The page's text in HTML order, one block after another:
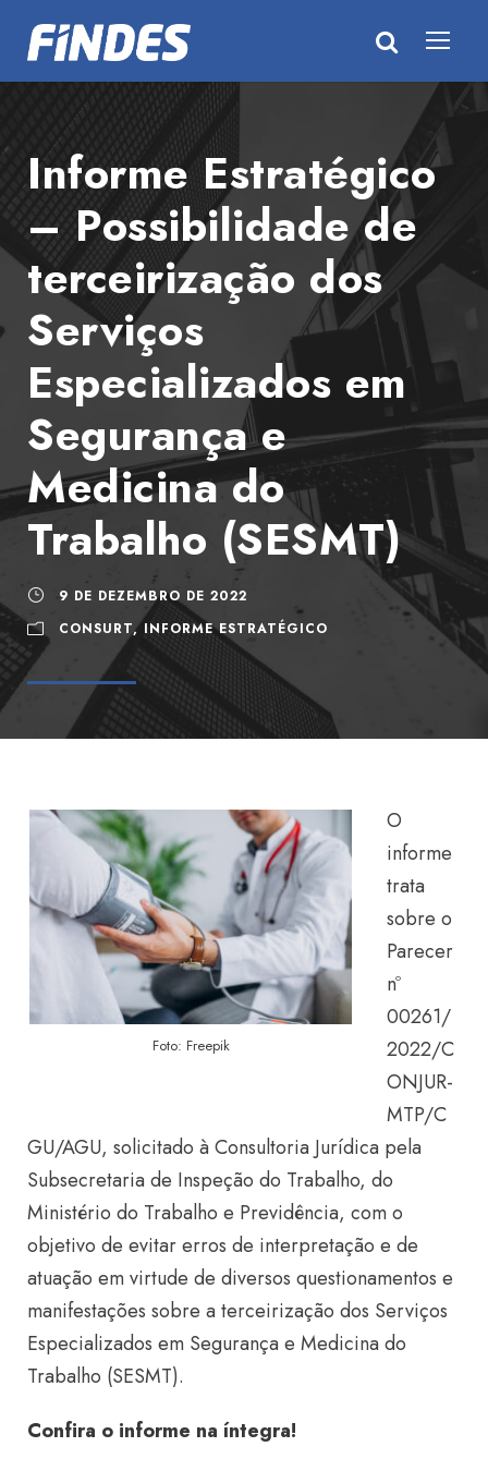
Informe Estratégico
– Possibilidade de
terceirização dos
Serviços
Especializados em
Segurança e
Medicina do
Trabalho (SESMT)
9 DE DEZEMBRO DE 2022
CONSURT, INFORME ESTRATÉGICO
Foto: Freepik
O
informe
trata
sobre o
Parecer
nº
00261/
2022/C
ONJUR-
MTP/C
GU/AGU, solicitado à Consultoria Jurídica pela
Subsecretaria de Inspeção do Trabalho, do
Ministério do Trabalho e Previdência, com o
objetivo de evitar erros de interpretação e de
atuação em virtude de diversos questionamentos e
manifestações sobre a terceirização dos Serviços
Especializados em Segurança e Medicina do
Trabalho (SESMT).
Confira o informe na íntegra!